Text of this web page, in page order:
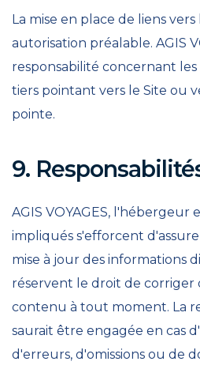
La mise en place de liens
autorisation préalable. AGIS
responsabilité concernant
tiers pointant vers le Site ou
pointe.
9.
AGIS VOYAGES, l'hébergeur
impliqués s'efforcent
mise à jour des informations
réservent le droit de corriger
contenu à tout moment. La
saurait être engagée en cas
d'erreurs, d'omissions ou de